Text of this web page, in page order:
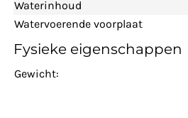
Waterinhoud
Watervoerende voorplaat
Fysieke eigenschappen
Gewicht: